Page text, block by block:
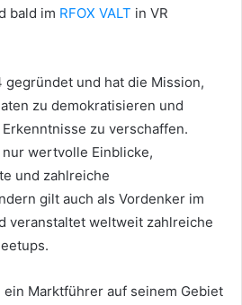
bald im RFOX VALT in VR
gegründet und hat die Mission,
zu demokratisieren und
zu verschaffen.
wertvolle Einblicke,
und zahlreiche
gilt auch als Vordenker im
veranstaltet weltweit zahlreiche
ein Marktführer auf seinem Gebiet